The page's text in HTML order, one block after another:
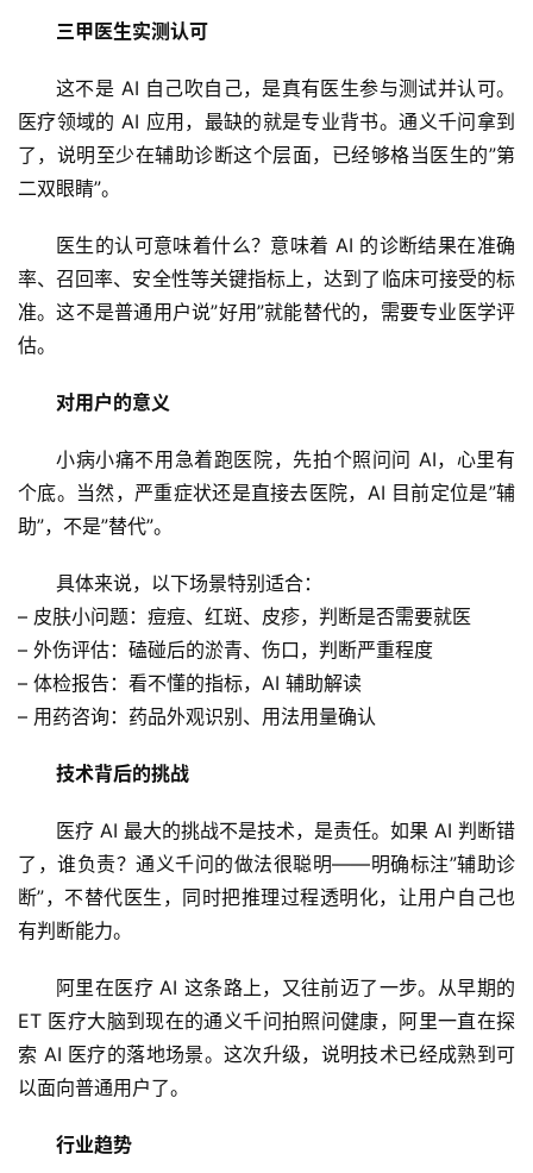
开
源
项
应
用
/
好
文
教
程
报
登录 注册
三甲医生实测认可
这不是 AI 自己吹自己，是真有医生参与测试并认可。
医疗领域的 AI 应用，最缺的就是专业背书。通义千问拿到
了，说明至少在辅助诊断这个层面，已经够格当医生的”第
二双眼睛”。
医生的认可意味着什么？意味着 AI 的诊断结果在准确
率、召回率、安全性等关键指标上，达到了临床可接受的标
准。这不是普通用户说”好用”就能替代的，需要专业医学评
估。
对用户的意义
小病小痛不用急着跑医院，先拍个照问问 AI，心里有
个底。当然，严重症状还是直接去医院，AI 目前定位是”辅
助”，不是”替代”。
具体来说，以下场景特别适合：
– 皮肤小问题：痘痘、红斑、皮疹，判断是否需要就医
– 外伤评估：磕碰后的淤青、伤口，判断严重程度
– 体检报告：看不懂的指标，AI 辅助解读
– 用药咨询：药品外观识别、用法用量确认
技术背后的挑战
医疗 AI 最大的挑战不是技术，是责任。如果 AI 判断错
了，谁负责？通义千问的做法很聪明——明确标注”辅助诊
断”，不替代医生，同时把推理过程透明化，让用户自己也
有判断能力。
阿里在医疗 AI 这条路上，又往前迈了一步。从早期的
ET 医疗大脑到现在的通义千问拍照问健康，阿里一直在探
索 AI 医疗的落地场景。这次升级，说明技术已经成熟到可
以面向普通用户了。
行业趋势